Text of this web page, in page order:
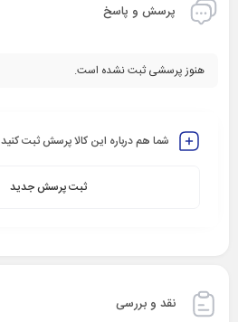
پرسش و پاسخ
هنوز پرسشی ثبت نشده است.
شما هم درباره این کالا پرسش ثبت کنید
ثبت پرسش جدید
نقد و بررسی